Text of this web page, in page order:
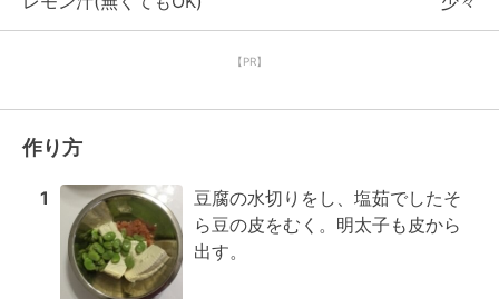
【PR】
作り方
1
豆腐の水切りをし、塩茹でしたそ
ら豆の皮をむく。明太子も皮から
出す。